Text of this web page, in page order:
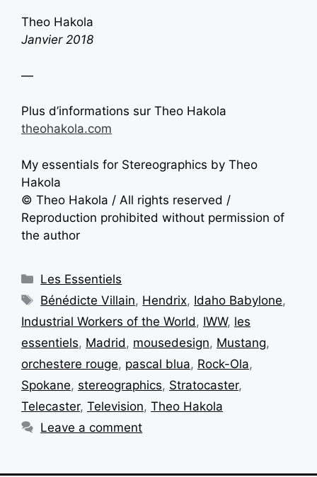
Theo Hakola
Janvier 2018
—
Plus d’informations sur Theo Hakola
theohakola.com
My essentials for Stereographics by Theo
Hakola
© Theo Hakola / All rights reserved /
Reproduction prohibited without permission of
the author
Les Essentiels
Bénédicte Villain, Hendrix, Idaho Babylone,
Industrial Workers of the World , IWW, les
essentiels, Madrid , mousedesign, Mustang,
orchestere rouge, pascal blua, Rock-Ola,
Spokane, stereographics, Stratocaster,
Telecaster, Television, Theo Hakola
Leave a comment